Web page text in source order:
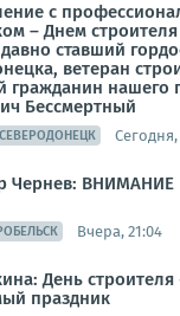
с
– Днем
ставший
ветеран
гражданин нашего
Бессмертный
СЕВЕРОДОНЕЦК
Чернев: ВНИМАНИЕ
Вчера, 21:04
День строителя
праздник